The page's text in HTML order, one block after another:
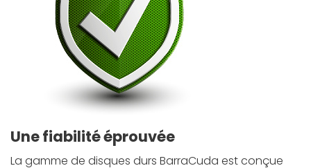
Une fiabilité éprouvée
La gamme de disques durs BarraCuda est conçue